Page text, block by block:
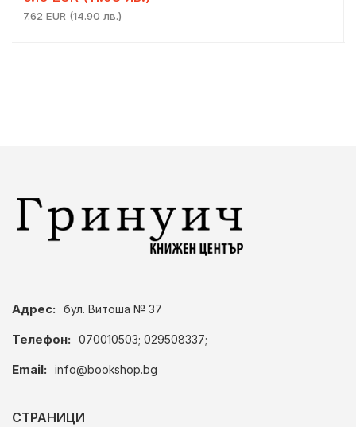
7.62 EUR (14.90 лв.)
Адрес: бул. Витоша № 37
Телефон: 070010503; 029508337;
Email: info@bookshop.bg
СТРАНИЦИ